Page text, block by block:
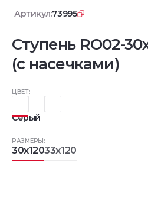
Артикул:73995
Ступень RO02-
(с насечками)
ЦВЕТ:
Серый
РАЗМЕРЫ:
30x12033x120